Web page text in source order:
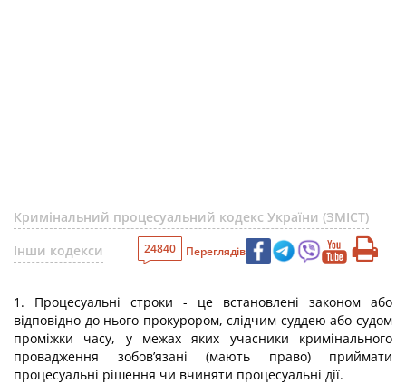
Кримінальний процесуальний кодекс України (ЗМІСТ)
Інши кодекси
24840 Переглядів
1. Процесуальні строки - це встановлені законом або
відповідно до нього прокурором, слідчим суддею або судом
проміжки часу, у межах яких учасники кримінального
провадження зобов’язані (мають право) приймати
процесуальні рішення чи вчиняти процесуальні дії.